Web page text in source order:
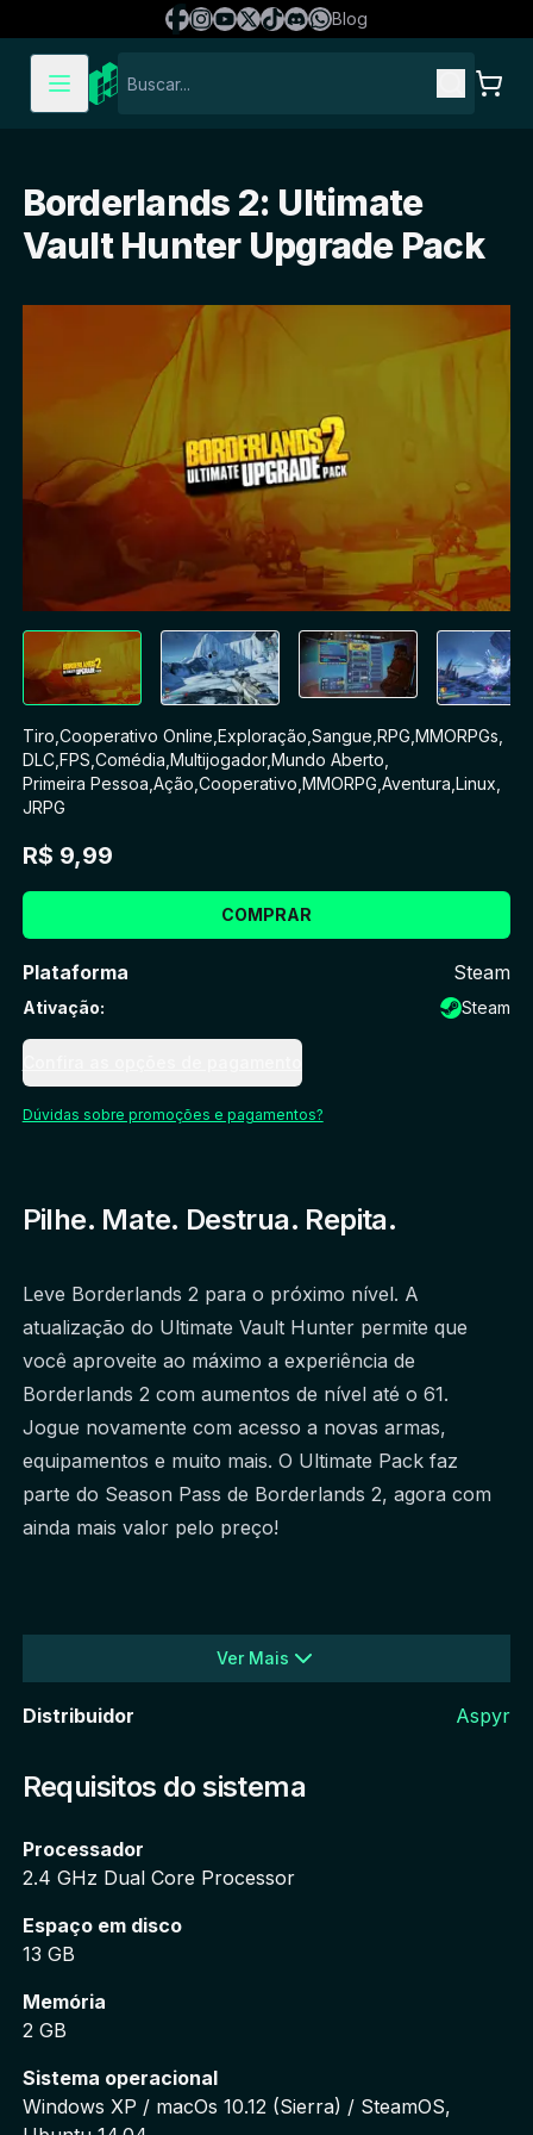
Blog
Borderlands 2: Ultimate
Vault Hunter Upgrade Pack
Tiro Cooperativo Online Exploração Sangue RPG MMORPGs
DLC, FPS Comédia Multijogador,Mundo Aberto
Primeira Pessoa Ação Cooperativo MMORPG Aventura Linux
JRPG
R$ 9,99
COMPRAR
Plataforma Steam
Ativação: Steam
Dúvidas sobre promoções e pagamentos?
Pilhe. Mate. Destrua. Repita.
Leve Borderlands 2 para o próximo nível. A
atualização do Ultimate Vault Hunter permite que
você aproveite ao máximo a experiência de
Borderlands 2 com aumentos de nível até o 61.
Jogue novamente com acesso a novas armas,
equipamentos e muito mais. O Ultimate Pack faz
parte do Season Pass de Borderlands 2, agora com
ainda mais valor pelo preço!
Ver Mais
Distribuidor Aspyr
Requisitos do sistema
Processador
2.4 GHz Dual Core Processor
Espaço em disco
13 GB
Memória
2 GB
Sistema operacional
Windows XP / macOs 10.12 (Sierra) / SteamOS,